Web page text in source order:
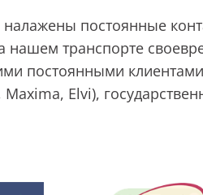
налажены постоянные
нашем транспорте
постоянными клиентами
Maxima, Elvi),